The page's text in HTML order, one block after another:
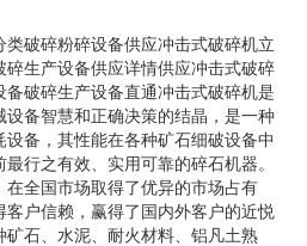
破碎粉碎设备供应冲击式破碎机立
生产设备供应详情供应冲击式破碎
破碎生产设备直通冲击式破碎机是
备智慧和正确决策的结晶，是一种
备，其性能在各种矿石细破设备中
行之有效、实用可靠的碎石机器。
全国市场取得了优异的市场占有
户信赖，赢得了国内外客户的近悦
石、水泥、耐火材料、铝凡土熟